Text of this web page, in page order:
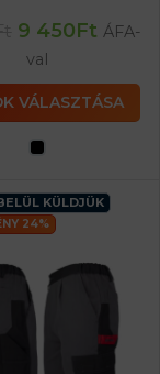
9 450Ft ÁFA-
val
VÁLASZTÁSA
KÜLDJÜK
24%